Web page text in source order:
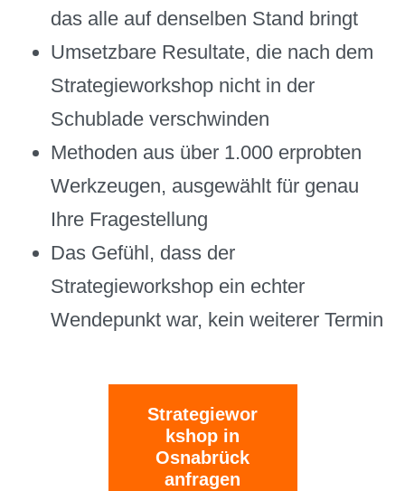
das alle auf denselben Stand bringt
Umsetzbare Resultate, die nach dem
Strategieworkshop nicht in der
Schublade verschwinden
Methoden aus über 1.000 erprobten
Werkzeugen, ausgewählt für genau
Ihre Fragestellung
Das Gefühl, dass der
Strategieworkshop ein echter
Wendepunkt war, kein weiterer Termin
Strategiewor
kshop in
Osnabrück
anfragen